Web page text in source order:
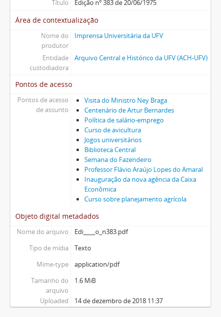
Título Edição nº 383 de 20/06/1975
Área de contextualização
Nome do
produtor
Imprensa Universitária da UFV
Entidade
custodiadora
Arquivo Central e Histórico da UFV (ACH-UFV)
Pontos de acesso
Pontos de acesso
de assunto
Visita do Ministro Ney Braga
Centenário de Artur Bernardes
Política de salário-emprego
Curso de avicultura
Jogos universitários
Biblioteca Central
Semana do Fazendeiro
Professor Flávio Araújo Lopes do Amaral
Inauguração da nova agência da Caixa
Econômica
Curso sobre planejamento agrícola
Objeto digital metadados
Nome do arquivo
Edi____o_n383.pdf
Tipo de mídia
Texto
Mime-type
application/pdf
Tamanho do
arquivo
1.6 MiB
Uploaded 14 de dezembro de 2018 11:37